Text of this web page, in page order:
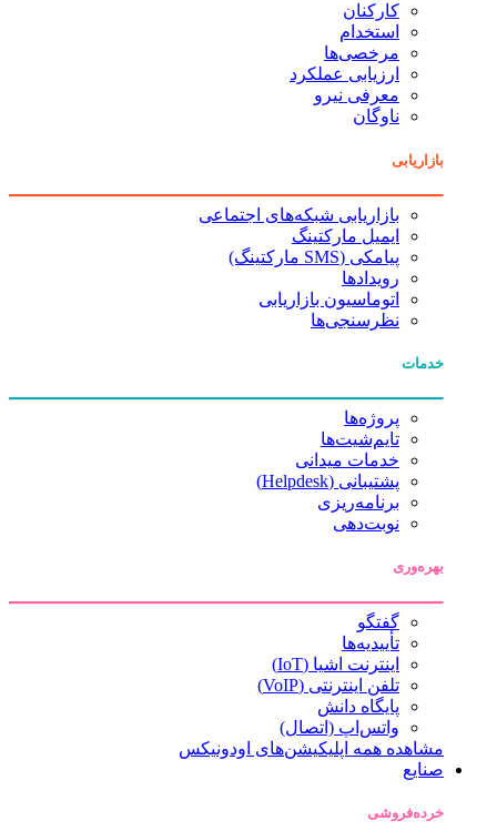
کارکنان
استخدام
مرخصی‌ها
ارزیابی عملکرد
معرفی نیرو
ناوگان
بازاریابی
بازاریابی شبکه‌های اجتماعی
ایمیل مارکتینگ
پیامکی (SMS مارکتینگ)
رویدادها
اتوماسیون بازاریابی
نظرسنجی‌ها
خدمات
پروژه‌ها
تایم‌شیت‌ها
خدمات میدانی
پشتیبانی (Helpdesk)
برنامه‌ریزی
نوبت‌دهی
بهره‌وری
گفتگو
تأییدیه‌ها
اینترنت اشیا (IoT)
تلفن اینترنتی (VoIP)
پایگاه دانش
واتس‌اپ (اتصال)
مشاهده همه اپلیکیشن‌های اودونیکس
صنایع
خرده‌فروشی